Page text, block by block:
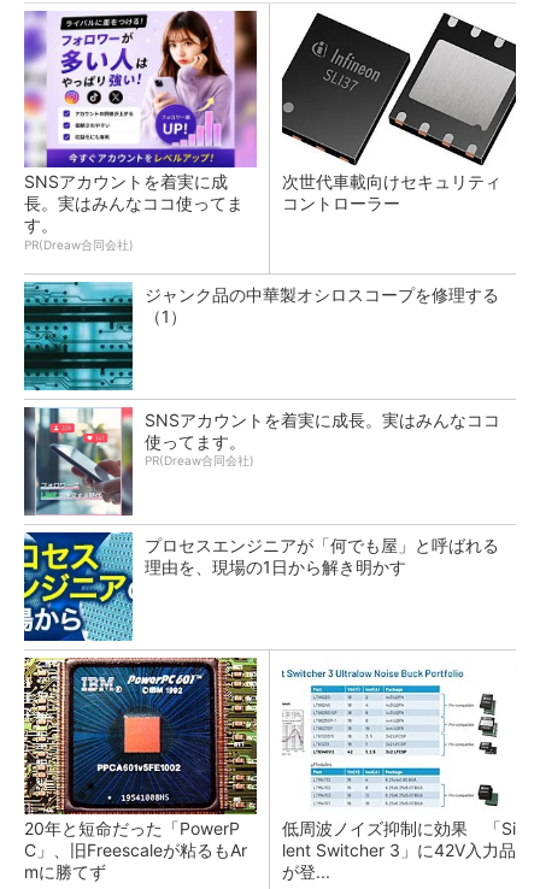
SNSアカウントを着実に成
長。実はみんなココ使ってま
す。
PR(Dreaw合同会社)
次世代車載向けセキュリティ
コントローラー
ジャンク品の中華製オシロスコープを修理する
（1）
SNSアカウントを着実に成長。実はみんなココ
使ってます。
PR(Dreaw合同会社)
プロセスエンジニアが「何でも屋」と呼ばれる
理由を、現場の1日から解き明かす
20年と短命だった「PowerP
C」、旧Freescaleが粘るもAr
mに勝てず
低周波ノイズ抑制に効果 「Si
lent Switcher 3」に42V入力品
が登...